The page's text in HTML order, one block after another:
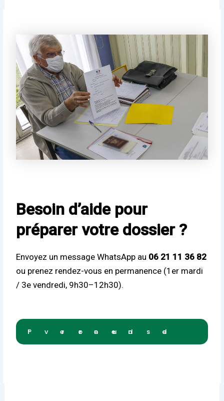
Besoin d’aide pour
préparer votre dossier ?
Envoyez un message WhatsApp au 06 21 11 36 82
ou prenez rendez-vous en permanence (1er mardi
/ 3e vendredi, 9h30–12h30).
Prendre rendez-vous